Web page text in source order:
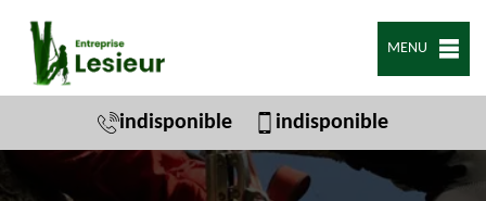
MENU
indisponible indisponible